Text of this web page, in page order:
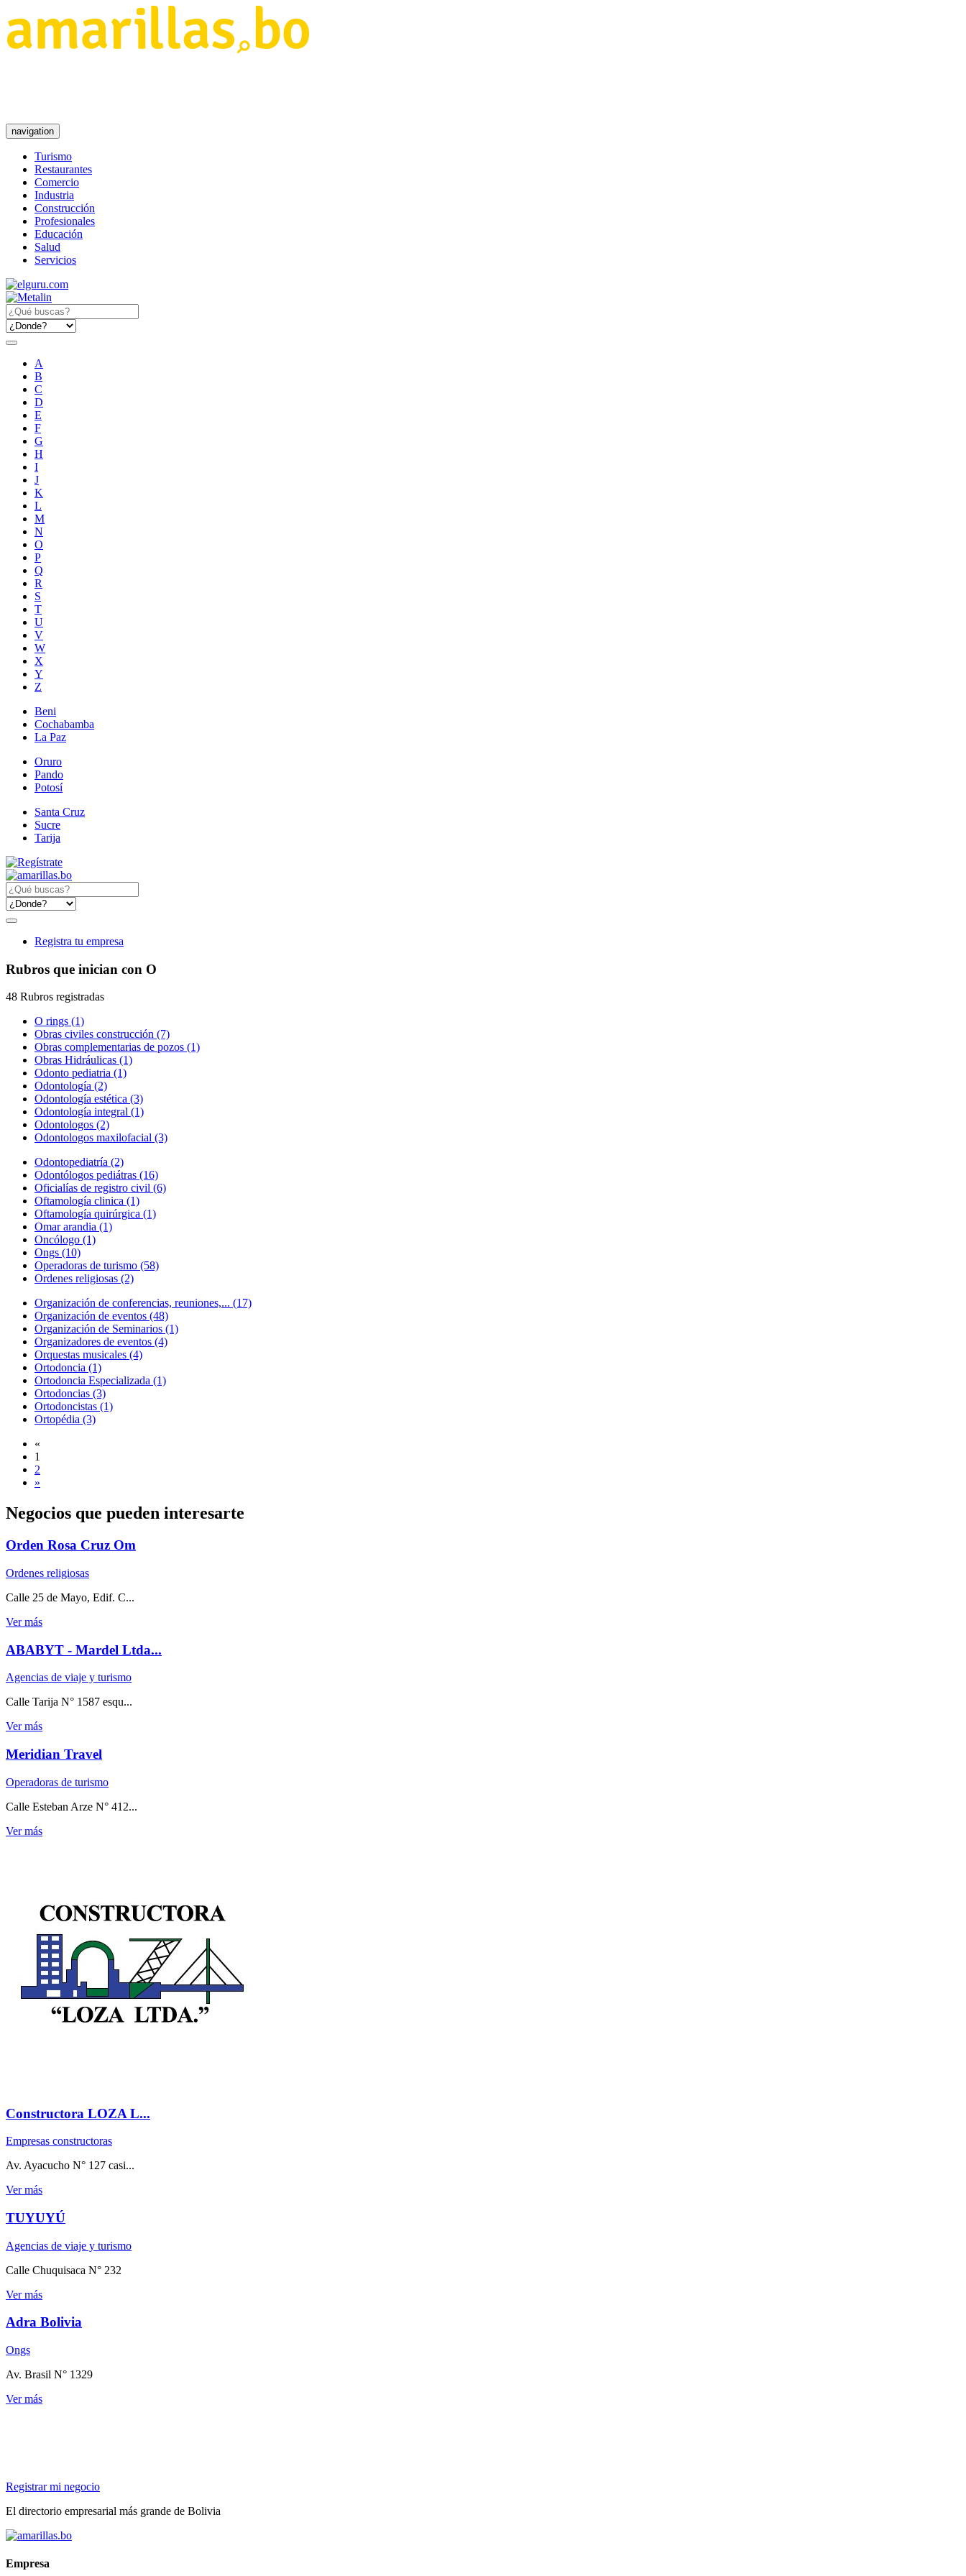
navigation
Turismo
Restaurantes
Comercio
Industria
Construcción
Profesionales
Educación
Salud
Servicios
A
B
C
D
E
F
G
H
I
J
K
L
M
N
O
P
Q
R
S
T
U
V
W
X
Y
Z
Beni
Cochabamba
La Paz
Oruro
Pando
Potosí
Santa Cruz
Sucre
Tarija
Registra tu empresa
Rubros que inician con O
48 Rubros registradas
O rings (1)
Obras civiles construcción (7)
Obras complementarias de pozos (1)
Obras Hidráulicas (1)
Odonto pediatria (1)
Odontología (2)
Odontología estética (3)
Odontología integral (1)
Odontologos (2)
Odontologos maxilofacial (3)
Odontopediatría (2)
Odontólogos pediátras (16)
Oficialías de registro civil (6)
Oftamología clinica (1)
Oftamología quirúrgica (1)
Omar arandia (1)
Oncólogo (1)
Ongs (10)
Operadoras de turismo (58)
Ordenes religiosas (2)
Organización de conferencias, reuniones,... (17)
Organización de eventos (48)
Organización de Seminarios (1)
Organizadores de eventos (4)
Orquestas musicales (4)
Ortodoncia (1)
Ortodoncia Especializada (1)
Ortodoncias (3)
Ortodoncistas (1)
Ortopédia (3)
«
1
2
»
Negocios que pueden interesarte
Orden Rosa Cruz Om
Ordenes religiosas
Calle 25 de Mayo, Edif. C...
Ver más
ABABYT - Mardel Ltda...
Agencias de viaje y turismo
Calle Tarija N° 1587 esqu...
Ver más
Meridian Travel
Operadoras de turismo
Calle Esteban Arze N° 412...
Ver más
Constructora LOZA L...
Empresas constructoras
Av. Ayacucho N° 127 casi...
Ver más
TUYUYÚ
Agencias de viaje y turismo
Calle Chuquisaca N° 232
Ver más
Adra Bolivia
Ongs
Av. Brasil N° 1329
Ver más
Registrar mi negocio
El directorio empresarial más grande de Bolivia
Empresa